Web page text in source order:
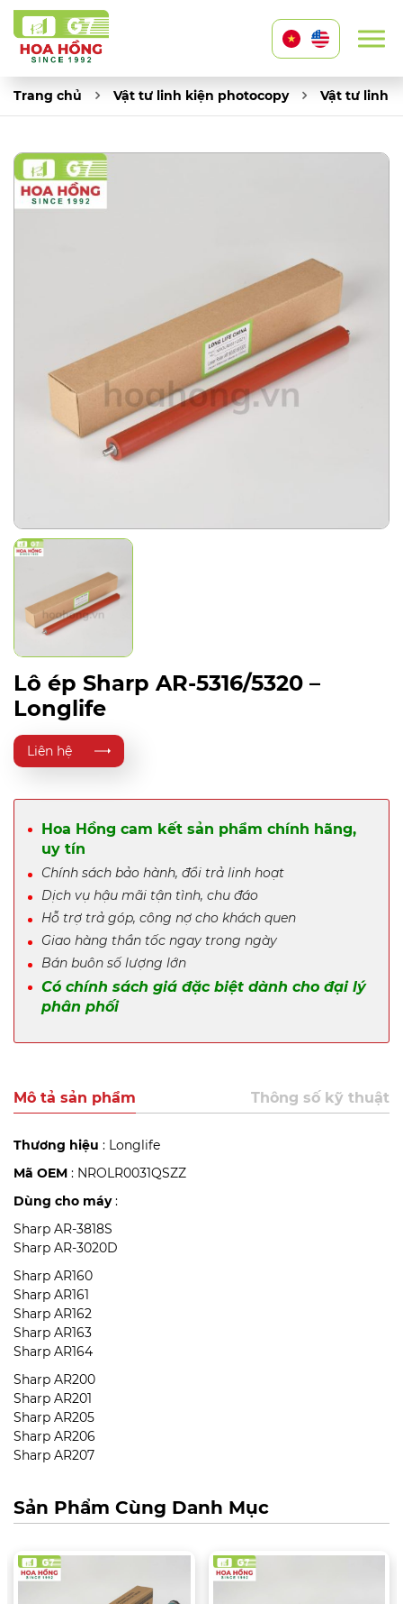
Trang chủ Vật tư linh kiện photocopy Vật tư linh
Lô ép Sharp AR-5316/5320 –
Longlife
Liên hệ
Hoa Hồng cam kết sản phẩm chính hãng,
uy tín
Chính sách bảo hành, đổi trả linh hoạt
Dịch vụ hậu mãi tận tình, chu đáo
Hỗ trợ trả góp, công nợ cho khách quen
Giao hàng thần tốc ngay trong ngày
Bán buôn số lượng lớn
Có chính sách giá đặc biệt dành cho đại lý
phân phối
Mô tả sản phẩm Thông số kỹ thuật
Thương hiệu : Longlife
Mã OEM : NROLR0031QSZZ
Dùng cho máy:
Sharp AR-3818S
Sharp AR-3020D
Sharp AR160
Sharp AR161
Sharp AR162
Sharp AR163
Sharp AR164
Sharp AR200
Sharp AR201
Sharp AR205
Sharp AR206
Sharp AR207
Sản Phẩm Cùng Danh Mục